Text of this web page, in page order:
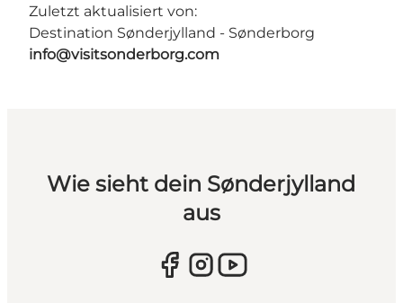
Zuletzt aktualisiert von:
Destination Sønderjylland - Sønderborg
info@visitsonderborg.com
Wie sieht dein Sønderjylland
aus